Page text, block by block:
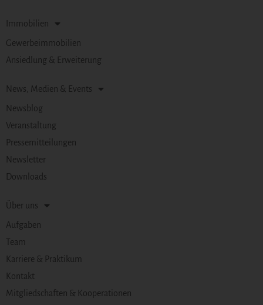
Immobilien
Gewerbeimmobilien
Ansiedlung & Erweiterung
News, Medien & Events
Newsblog
Veranstaltung
Pressemitteilungen
Newsletter
Downloads
Über uns
Aufgaben
Team
Karriere & Praktikum
Kontakt
Mitgliedschaften & Kooperationen